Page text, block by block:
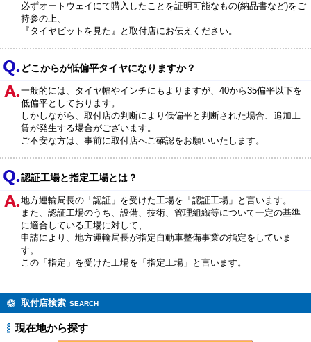
必ずオートウェイにて購入したことを証明可能なもの(納品書など)をご
持参の上、
『タイヤピットを見た』と取付店にお伝えください。
どこからが低偏平タイヤになりますか？
一般的には、タイヤ幅やインチにもよりますが、40から35偏平以下を
低偏平としております。
しかしながら、取付店の判断により低偏平と判断された場合、追加工
賃が発生する場合がございます。
ご不安な方は、事前に取付店へご確認をお願いいたします。
認証工場と指定工場とは？
地方運輸局長の「認証」を受けた工場を「認証工場」と言います。
また、認証工場のうち、設備、技術、管理組織等について一定の基準
に適合している工場に対して、
申請により、地方運輸局長が指定自動車整備事業の指定をしていま
す。
この「指定」を受けた工場を「指定工場」と言います。
取付店検索 SEARCH
現在地から探す